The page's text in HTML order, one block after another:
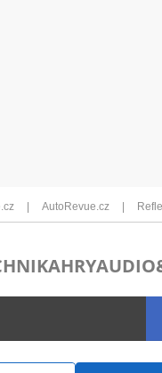
AutoRevue.cz
HRY